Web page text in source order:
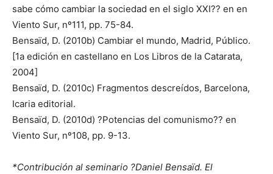
sabe cómo cambiar la sociedad en el siglo XXI?? en en
Viento Sur, nº111, pp. 75-84.
Bensaïd, D. (2010b) Cambiar el mundo, Madrid, Público.
[1a edición en castellano en Los Libros de la Catarata,
2004]
Bensaïd, D. (2010c) Fragmentos descreídos, Barcelona,
Icaria editorial.
Bensaïd, D. (2010d) ?Potencias del comunismo?? en
Viento Sur, nº108, pp. 9-13.
*Contribución al seminario ?Daniel Bensaïd. El